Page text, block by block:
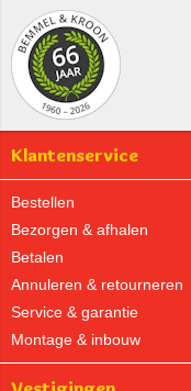
Klantenservice
Bestellen
Bezorgen & afhalen
Betalen
Annuleren & retourneren
Service & garantie
Montage & inbouw